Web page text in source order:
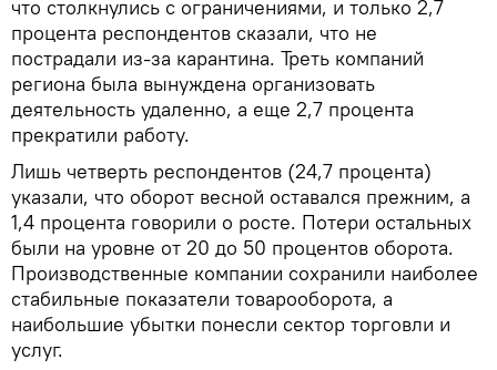
что столкнулись с ограничениями, и только 2,7
процента респондентов сказали, что не
пострадали из-за карантина. Треть компаний
региона была вынуждена организовать
деятельность удаленно, а еще 2,7 процента
прекратили работу.
Лишь четверть респондентов (24,7 процента)
указали, что оборот весной оставался прежним, а
1,4 процента говорили о росте. Потери остальных
были на уровне от 20 до 50 процентов оборота.
Производственные компании сохранили наиболее
стабильные показатели товарооборота, а
наибольшие убытки понесли сектор торговли и
услуг.